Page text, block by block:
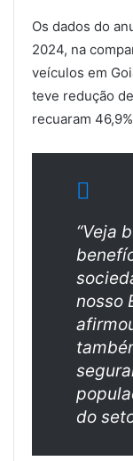
Os dados do
2024, na
veículos em
teve redução
recuaram
“Veja
nosso
do